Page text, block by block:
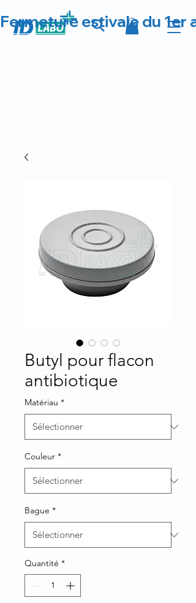
Fermeture estivale du 1er
Butyl pour flacon
antibiotique
Matériau *
Couleur *
Bague *
Quantité *